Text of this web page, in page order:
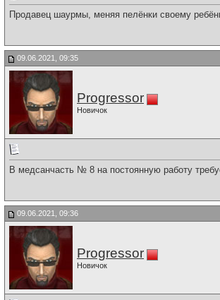
Продавец шаурмы, меняя пелёнки своему
09.06.2021, 09:35
Progressor
Новичок
В медсанчасть № 8 на постоянную работу
09.06.2021, 09:36
Progressor
Новичок